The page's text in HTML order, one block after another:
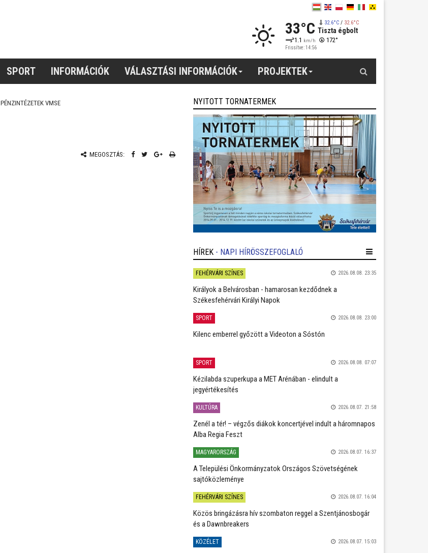
33°C 32.6°C/ 32.6°C
Tiszta égbolt
1.1 km/h 172°
Frissítve: 14:56
SPORT INFORMÁCIÓK VÁLASZTÁSI INFORMÁCIÓK PROJEKTEK
PÉNZINTÉZETEK VMSE
MEGOSZTÁS:
NYITOTT TORNATERMEK
HÍREK - NAPI HÍRÖSSZEFOGLALÓ
FEHÉRVÁRI SZÍNES 2026.08.08. 23:35
Királyok a Belvárosban - hamarosan kezdődnek a
Székesfehérvári Királyi Napok
SPORT 2026.08.08. 23:00
Kilenc emberrel győzött a Videoton a Sóstón
SPORT 2026.08.08. 07:07
Kézilabda szuperkupa a MET Arénában - elindult a
jegyértékesítés
KULTÚRA 2026.08.07. 21:58
Zenél a tér! – végzős diákok koncertjével indult a háromnapos
Alba Regia Feszt
MAGYARORSZÁG 2026.08.07. 16:37
A Települési Önkormányzatok Országos Szövetségének
sajtóközleménye
FEHÉRVÁRI SZÍNES 2026.08.07. 16:04
Közös bringázásra hív szombaton reggel a Szentjánosbogár
és a Dawnbreakers
KÖZÉLET 2026.08.07. 15:03